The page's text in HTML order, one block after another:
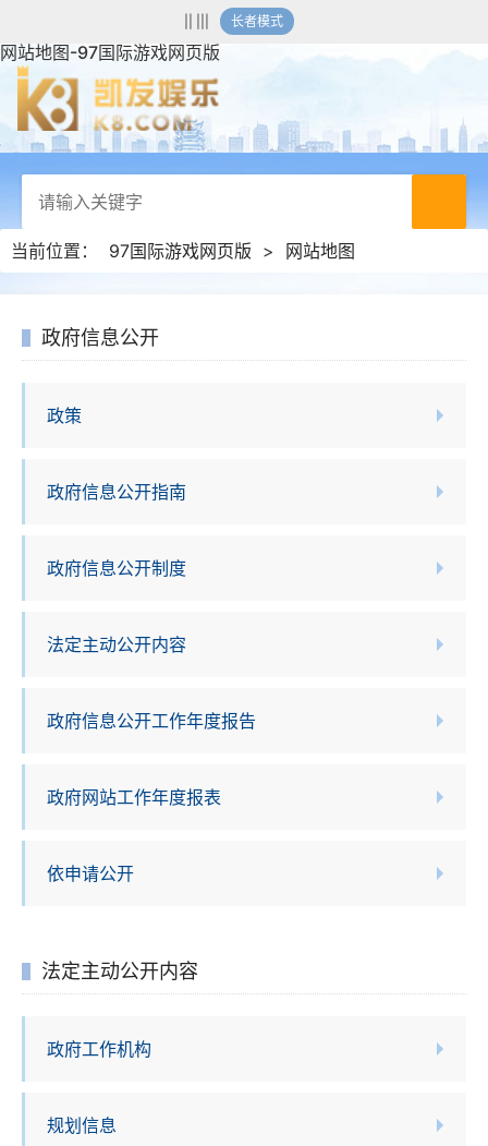
长者模式
网站地图-97国际游戏网页版
当前位置： 97国际游戏网页版 > 网站地图
政府信息公开
政策
政府信息公开指南
政府信息公开制度
法定主动公开内容
政府信息公开工作年度报告
政府网站工作年度报表
依申请公开
法定主动公开内容
政府工作机构
规划信息